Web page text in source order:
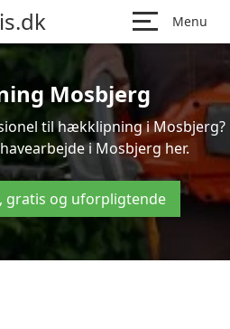
Menu
Mosbjerg
til hækklipning i Mosbjerg?
i Mosbjerg her.
gratis og uforpligtende